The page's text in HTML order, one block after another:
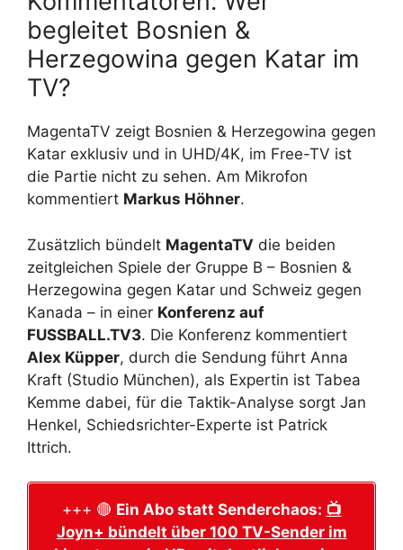
begleitet Bosnien &
Herzegowina gegen Katar im
TV?
MagentaTV zeigt Bosnien & Herzegowina gegen
Katar exklusiv und in UHD/4K, im Free-TV ist
die Partie nicht zu sehen. Am Mikrofon
kommentiert Markus Höhner.
Zusätzlich bündelt MagentaTV die beiden
zeitgleichen Spiele der Gruppe B – Bosnien &
Herzegowina gegen Katar und Schweiz gegen
Kanada – in einer Konferenz auf
FUSSBALL.TV3. Die Konferenz kommentiert
Alex Küpper, durch die Sendung führt Anna
Kraft (Studio München), als Expertin ist Tabea
Kemme dabei, für die Taktik-Analyse sorgt Jan
Henkel, Schiedsrichter-Experte ist Patrick
Ittrich.
+++ 🔴 Ein Abo statt Senderchaos: 📺
Joyn+ bündelt über 100 TV-Sender im